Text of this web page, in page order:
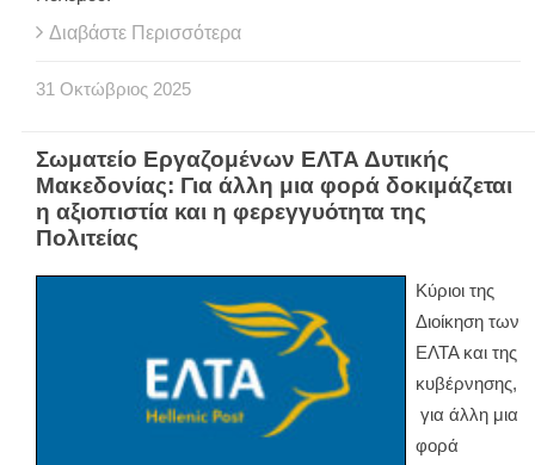
Διαβάστε Περισσότερα
31 Οκτώβριος 2025
Σωματείο Εργαζομένων ΕΛΤΑ Δυτικής
Μακεδονίας: Για άλλη μια φορά δοκιμάζεται
η αξιοπιστία και η φερεγγυότητα της
Πολιτείας
Κύριοι της
Διοίκηση των
ΕΛΤΑ και της
κυβέρνησης,
για άλλη μια
φορά